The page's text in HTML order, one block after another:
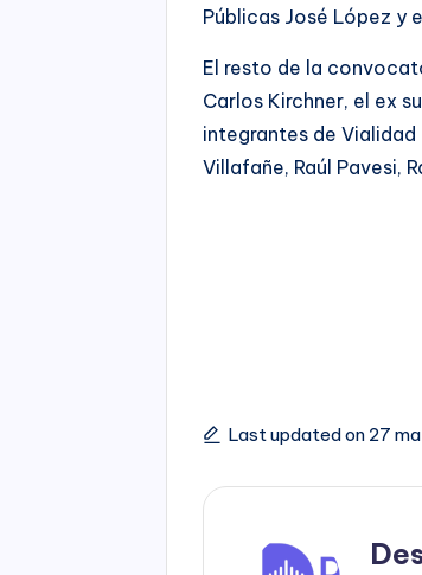
Públicas José López y
El resto de la
Carlos Kirchner, el ex
integrantes de
Villafañe, Raúl Pavesi,
Last updated on 27